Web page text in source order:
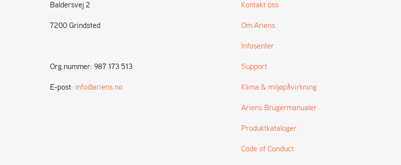
Baldersvej 2
7200 Grindsted
Org.nummer: 987 173 513
E-post: info@ariens.no
Kontakt oss
Om Ariens
Infosenter
Support
Klima & miljøpåvirkning
Ariens Brugermanualer
Produktkataloger
Code of Conduct